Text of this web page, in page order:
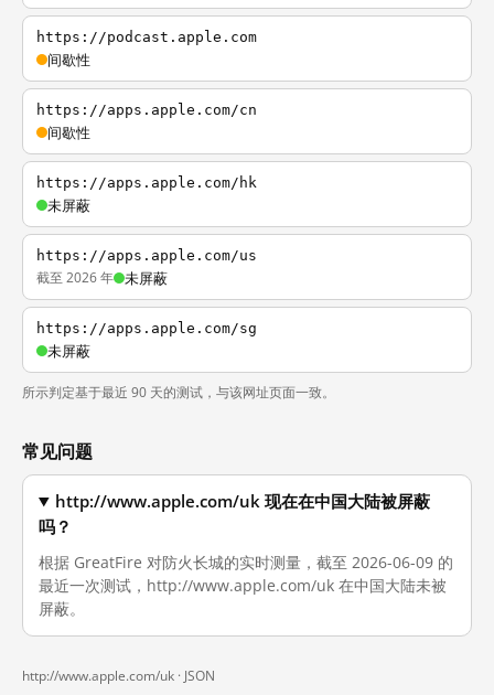
https://podcast.apple.com
间歇性
https://apps.apple.com/cn
间歇性
https://apps.apple.com/hk
未屏蔽
https://apps.apple.com/us
截至 2026 年 未屏蔽
https://apps.apple.com/sg
未屏蔽
所示判定基于最近 90 天的测试，与该网址页面一致。
常见问题
http://www.apple.com/uk 现在在中国大陆被屏蔽
吗？
根据 GreatFire 对防火长城的实时测量，截至 2026-06-09 的
最近一次测试，http://www.apple.com/uk 在中国大陆未被
屏蔽。
http://www.apple.com/uk · JSON